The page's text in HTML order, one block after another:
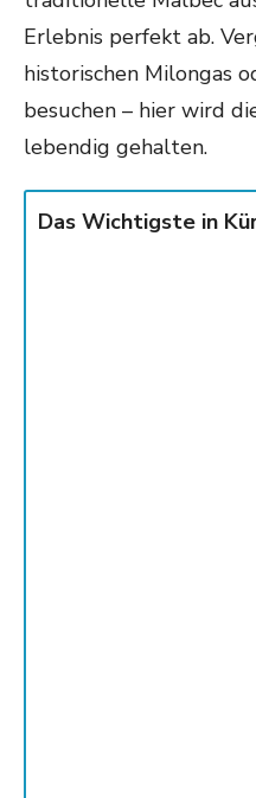
Erlebnis perfekt ab.
historischen Milongas
besuchen – hier wird
lebendig gehalten.
Das Wichtigste in